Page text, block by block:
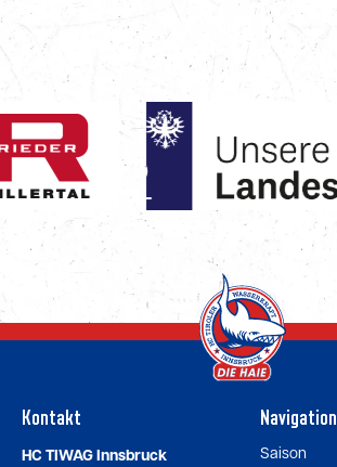
Kontakt
HC TIWAG Innsbruck
Navigation
Saison